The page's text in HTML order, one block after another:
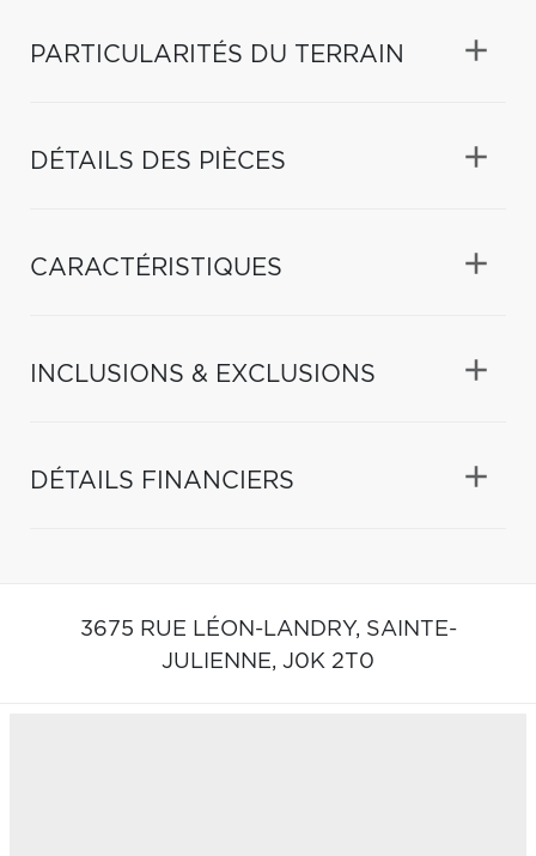
PARTICULARITÉS DU TERRAIN
DÉTAILS DES PIÈCES
CARACTÉRISTIQUES
INCLUSIONS & EXCLUSIONS
DÉTAILS FINANCIERS
3675 RUE LÉON-LANDRY, SAINTE-
JULIENNE, J0K 2T0